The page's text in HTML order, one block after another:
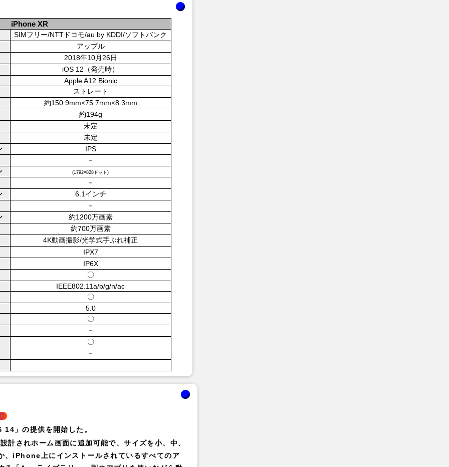
iPhone XR
SIMフリー/NTTドコモ/au by KDDI/ソフトバンク
アップル
2018年10月26日
iOS 12（発売時）
Apple A12 Bionic
ストレート
約150.9mm×75.7mm×8.3mm
約194g
未定
未定
IPS
－
(1792×828ドット)
－
6.1インチ
－
約1200万画素
約700万画素
4K動画撮影/光学式手ぶれ補正
IPX7
IP6X
〇
IEEE802.11a/b/g/n/ac
〇
5.0
〇
－
〇
－
」の提供を開始した。
計されホーム画面に追加可能で、サイズを小、中、
、iPhone上にインストールされているすべてのア